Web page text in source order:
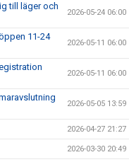
till läger och
2026-05-24 06:00
11-24
2026-05-11 06:00
2026-05-11 06:00
2026-05-05 13:59
2026-04-27 21:27
2026-03-30 20:49